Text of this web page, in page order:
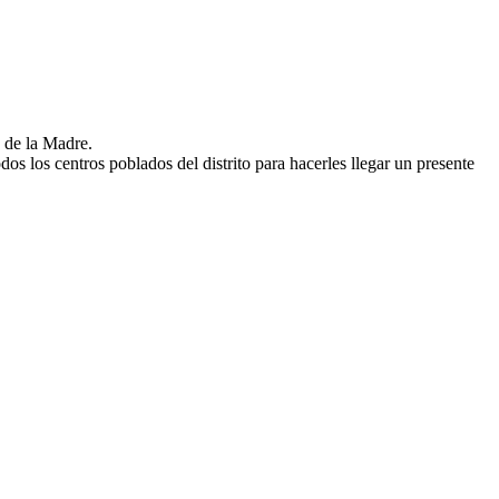
la Madre.
los centros poblados del distrito para hacerles llegar un presente